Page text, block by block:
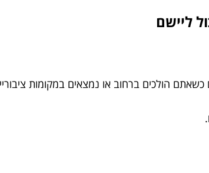
הולכים ברחוב או נמצאים במקומות